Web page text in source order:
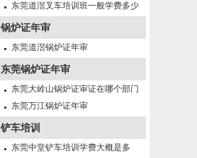
多久?
东莞道滘叉车培训班一般学费多少
锅炉证年审
东莞道滘锅炉证年审
东莞锅炉证年审
东莞大岭山锅炉证审证在哪个部门
年审
东莞万江锅炉证年审
铲车培训
东莞中堂铲车培训学费大概是多